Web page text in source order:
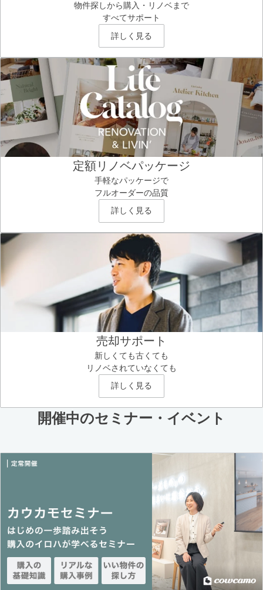
物件探しから購入・リノベまで
すべてサポート
詳しく見る
定額リノベパッケージ
手軽なパッケージで
フルオーダーの品質
詳しく見る
売却サポート
新しくても古くても
リノベされていなくても
詳しく見る
開催中のセミナー・イベント